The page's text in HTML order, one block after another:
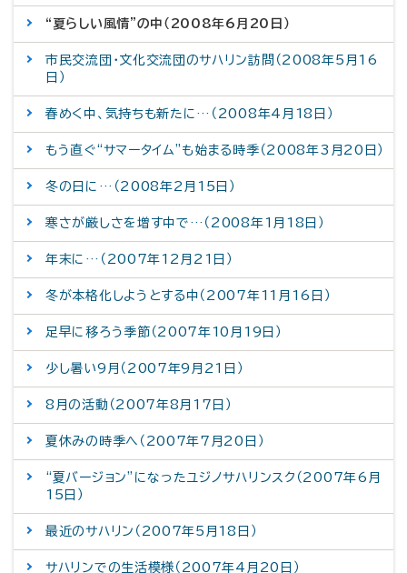
“夏らしい風情”の中（2008年6月20日）
市民交流団・文化交流団のサハリン訪問（2008年5月16
日）
春めく中、気持ちも新たに…（2008年4月18日）
もう直ぐ“サマータイム”も始まる時季（2008年3月20日）
冬の日に…（2008年2月15日）
寒さが厳しさを増す中で…（2008年1月18日）
年末に…（2007年12月21日）
冬が本格化しようとする中（2007年11月16日）
足早に移ろう季節（2007年10月19日）
少し暑い9月（2007年9月21日）
8月の活動（2007年8月17日）
夏休みの時季へ（2007年7月20日）
“夏バージョン”になったユジノサハリンスク（2007年6月
15日）
最近のサハリン（2007年5月18日）
サハリンでの生活模様（2007年4月20日）